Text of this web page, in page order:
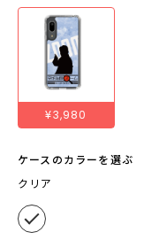
¥3,980
ケースのカラーを選ぶ
クリア